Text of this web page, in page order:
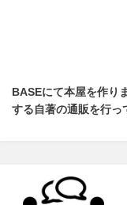
BASEにて本屋を作り
する自著の通販を行っ